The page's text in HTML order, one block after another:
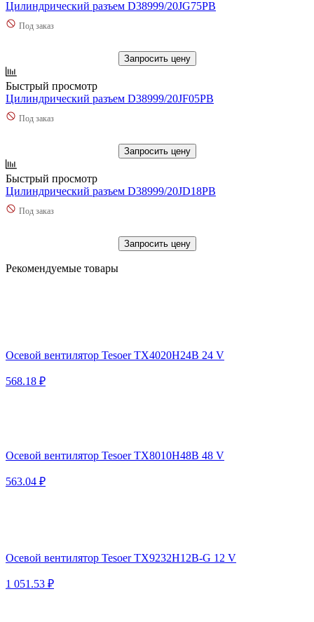
Цилиндрический разъем D38999/20JG75PB
Под заказ
Запросить цену
Быстрый просмотр
Цилиндрический разъем D38999/20JF05PB
Под заказ
Запросить цену
Быстрый просмотр
Цилиндрический разъем D38999/20JD18PB
Под заказ
Запросить цену
Рекомендуемые товары
Осевой вентилятор Tesoer TX4020H24B 24 V
568.18 ₽
Осевой вентилятор Tesoer TX8010H48B 48 V
563.04 ₽
Осевой вентилятор Tesoer TX9232H12B-G 12 V
1 051.53 ₽